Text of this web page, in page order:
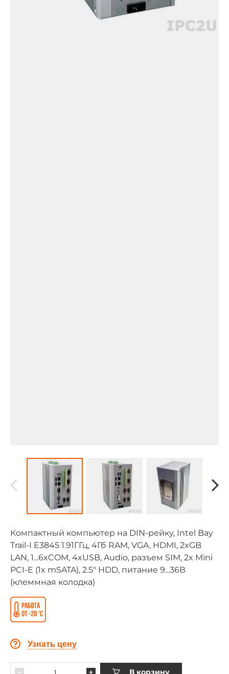
Компактный компьютер на DIN-рейку, Intel Bay
Trail-I E3845 1.91ГГц, 4Гб RAM, VGA, HDMI, 2xGB
LAN, 1...6xCOM, 4xUSB, Audio, разъем SIM, 2x Mini
PCI-E (1x mSATA), 2.5" HDD, питание 9...36В
(клеммная колодка)
Узнать цену